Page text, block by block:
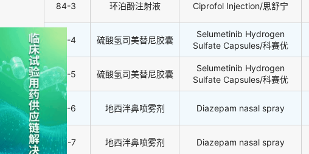
84-3 环泊酚注射液 Ciprofol Injection/思舒宁
84-4 硫酸氢司美替尼胶囊
Selumetinib Hydrogen
Sulfate Capsules/科赛优
84-5 硫酸氢司美替尼胶囊
Selumetinib Hydrogen
Sulfate Capsules/科赛优
84-6 地西泮鼻喷雾剂 Diazepam nasal spray
84-7 地西泮鼻喷雾剂 Diazepam nasal spray